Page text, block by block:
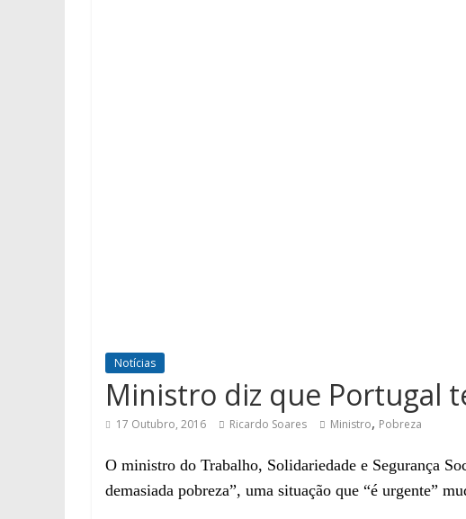
Notícias
Ministro diz que Portugal
17 Outubro, 2016 Ricardo Soares Ministro, Pobreza
O ministro do Trabalho, Solidariedade e Segurança
demasiada pobreza”, uma situação que “é urgente”